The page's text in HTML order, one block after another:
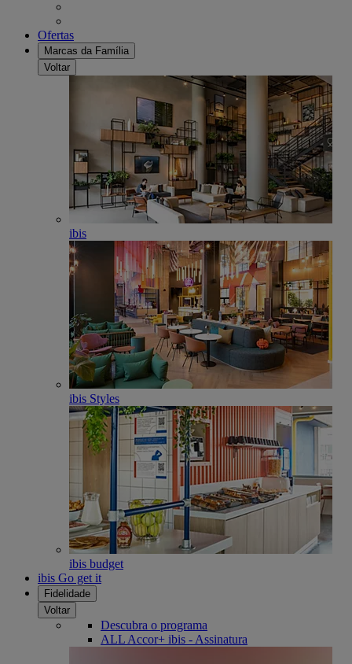
Ofertas
Marcas da Família
Voltar
ibis
ibis Styles
ibis budget
ibis Go get it
Fidelidade
Voltar
Descubra o programa
ALL Accor+ ibis - Assinatura